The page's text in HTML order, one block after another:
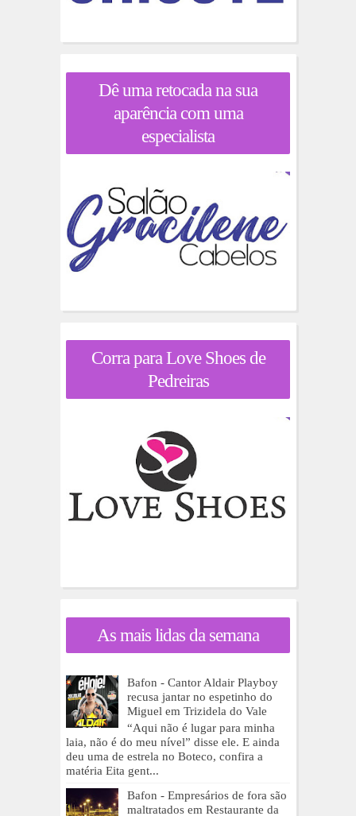
Dê uma retocada na sua
aparência com uma
especialista
Corra para Love Shoes de
Pedreiras
As mais lidas da semana
Bafon - Cantor Aldair Playboy
recusa jantar no espetinho do
Miguel em Trizidela do Vale
“Aqui não é lugar para minha
laia, não é do meu nível” disse ele. E ainda
deu uma de estrela no Boteco, confira a
matéria Eita gent...
Bafon - Empresários de fora são
maltratados em Restaurante da